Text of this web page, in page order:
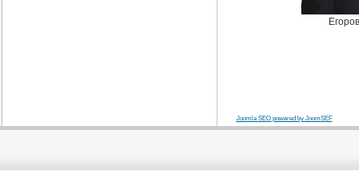
Joomla SEO powered by JoomSEF